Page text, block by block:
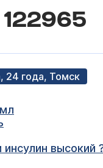
24 года, Томск
инсулин высокий